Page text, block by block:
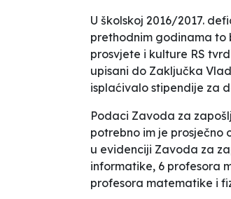
U školskoj 2016/2017.
prethodnim godinama to
prosvjete i kulture RS
upisani do Zaključka
isplaćivalo stipendije za
Podaci Zavoda za
potrebno im je prosječno
u evidenciji Zavoda za
informatike, 6 profesora
profesora matematike i